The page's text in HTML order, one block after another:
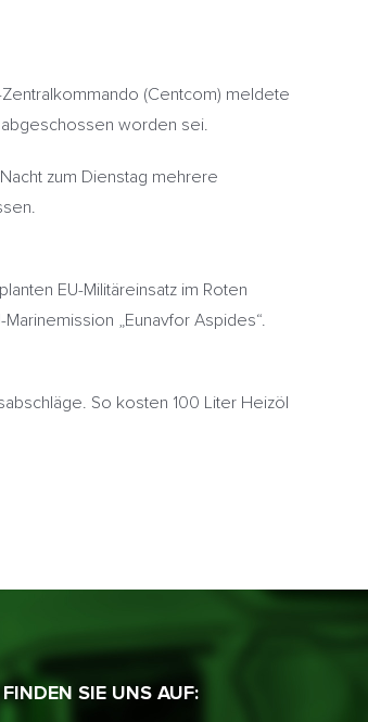
(Centcom) meldete
abgeschossen worden sei.
zum Dienstag mehrere
EU-Militäreinsatz im Roten
„Eunavfor Aspides“.
So kosten 100 Liter Heizöl
FINDEN SIE UNS AUF: